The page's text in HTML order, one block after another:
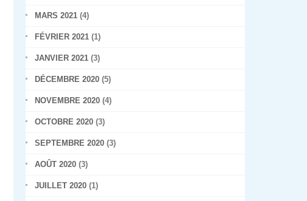
MARS 2021 (4)
FÉVRIER 2021 (1)
JANVIER 2021 (3)
DÉCEMBRE 2020 (5)
NOVEMBRE 2020 (4)
OCTOBRE 2020 (3)
SEPTEMBRE 2020 (3)
AOÛT 2020 (3)
JUILLET 2020 (1)